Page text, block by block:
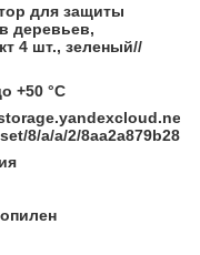
для защиты
деревьев,
4 шт., зеленый//
+50 °С
8/a/a/2/